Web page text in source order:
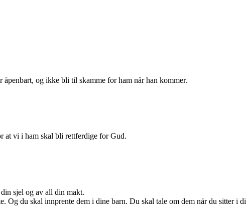
og ikke bli til skamme for ham når han kommer.
at vi i ham skal bli rettferdige for Gud.
sjel og av all din makt.
Og du skal innprente dem i dine barn. Du skal tale om dem når du sitter i